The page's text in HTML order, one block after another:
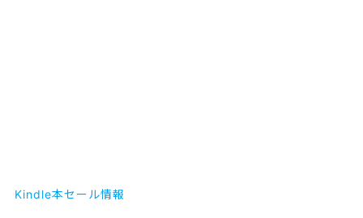
Kindle本セール情報